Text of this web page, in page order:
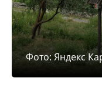
Фото: Яндекс